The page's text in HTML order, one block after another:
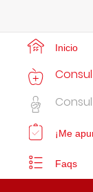
Inicio
¡Me
Faqs